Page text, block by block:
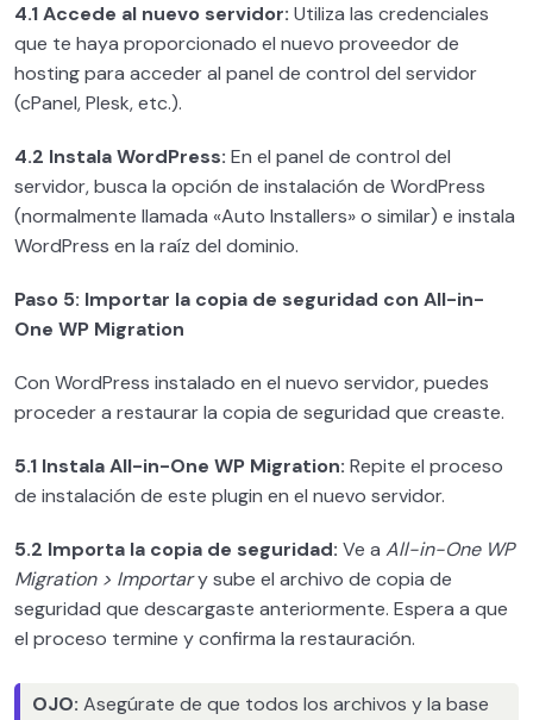
4.1 Accede al nuevo servidor: Utiliza las credenciales
que te haya proporcionado el nuevo proveedor de
hosting para acceder al panel de control del servidor
(cPanel, Plesk, etc.).
4.2 Instala WordPress: En el panel de control del
servidor, busca la opción de instalación de WordPress
(normalmente llamada «Auto Installers» o similar) e instala
WordPress en la raíz del dominio.
Paso 5: Importar la copia de seguridad con All-in-
One WP Migration
Con WordPress instalado en el nuevo servidor, puedes
proceder a restaurar la copia de seguridad que creaste.
5.1 Instala All-in-One WP Migration: Repite el proceso
de instalación de este plugin en el nuevo servidor.
5.2 Importa la copia de seguridad: Ve a All-in-One WP
Migration > Importary sube el archivo de copia de
seguridad que descargaste anteriormente. Espera a que
el proceso termine y confirma la restauración.
OJO: Asegúrate de que todos los archivos y la base